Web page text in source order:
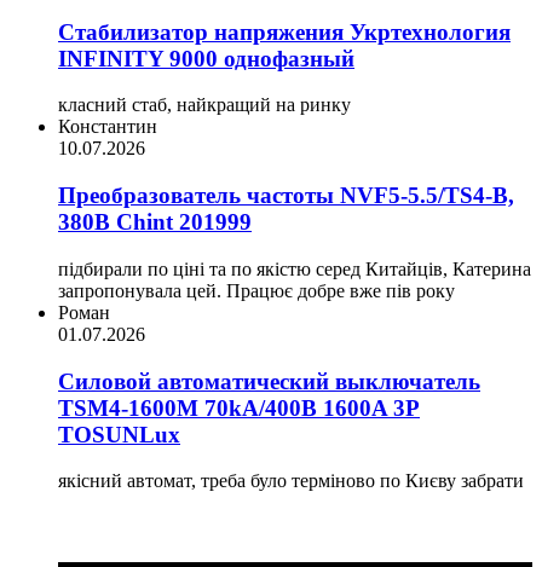
Стабилизатор напряжения Укртехнология
INFINITY 9000 однофазный
класний стаб, найкращий на ринку
Константин
10.07.2026
Преобразователь частоты NVF5-5.5/TS4-B,
380В Chint 201999
підбирали по ціні та по якістю серед Китайців, Катерина
запропонувала цей. Працює добре вже пів року
Роман
01.07.2026
Силовой автоматический выключатель
TSM4-1600M 70kA/400B 1600A 3P
TOSUNLux
якісний автомат, треба було терміново по Києву забрати